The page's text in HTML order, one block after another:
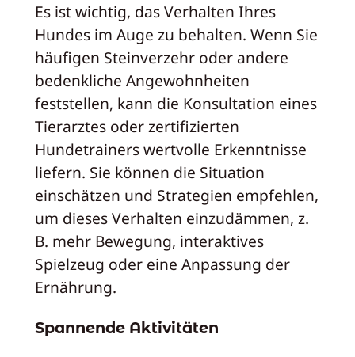
Es ist wichtig, das Verhalten Ihres
Hundes im Auge zu behalten. Wenn Sie
häufigen Steinverzehr oder andere
bedenkliche Angewohnheiten
feststellen, kann die Konsultation eines
Tierarztes oder zertifizierten
Hundetrainers wertvolle Erkenntnisse
liefern. Sie können die Situation
einschätzen und Strategien empfehlen,
um dieses Verhalten einzudämmen, z.
B. mehr Bewegung, interaktives
Spielzeug oder eine Anpassung der
Ernährung.
Spannende Aktivitäten